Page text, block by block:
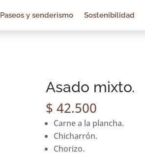
Paseos y senderismo Sostenibilidad
Asado mixto.
$ 42.500
Carne a la plancha.
Chicharrón.
Chorizo.